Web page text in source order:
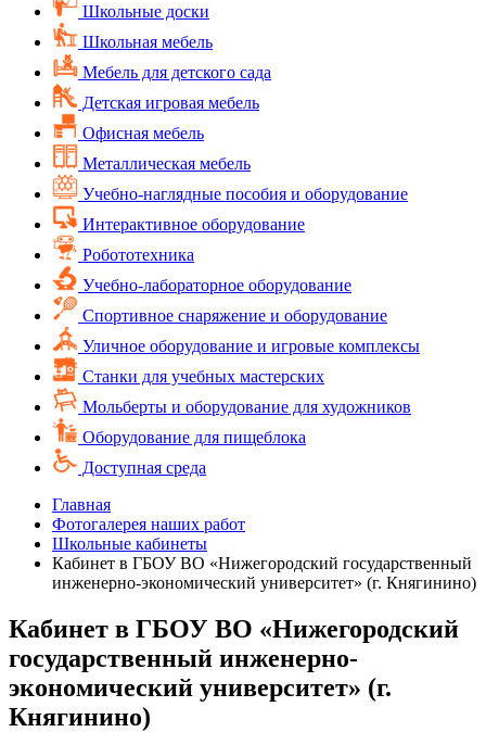
Школьные доски
Школьная мебель
Мебель для детского сада
Детская игровая мебель
Офисная мебель
Металлическая мебель
Учебно-наглядные пособия и оборудование
Интерактивное оборудование
Робототехника
Учебно-лабораторное оборудование
Спортивное снаряжение и оборудование
Уличное оборудование и игровые комплексы
Cтанки для учебных мастерских
Мольберты и оборудование для художников
Оборудование для пищеблока
Доступная среда
Главная
Фотогалерея наших работ
Школьные кабинеты
Кабинет в ГБОУ ВО «Нижегородский государственный
инженерно-экономический университет» (г. Княгинино)
Кабинет в ГБОУ ВО «Нижегородский
государственный инженерно-
экономический университет» (г.
Княгинино)